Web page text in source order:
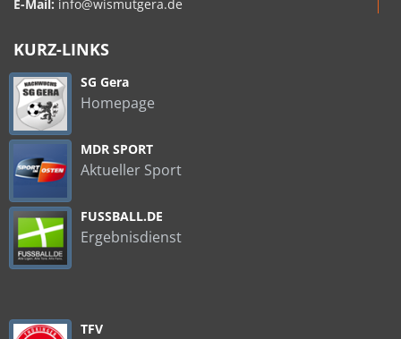
E-Mail: info@wismutgera.de
KURZ-LINKS
SG Gera
Homepage
MDR SPORT
Aktueller Sport
FUSSBALL.DE
Ergebnisdienst
TFV